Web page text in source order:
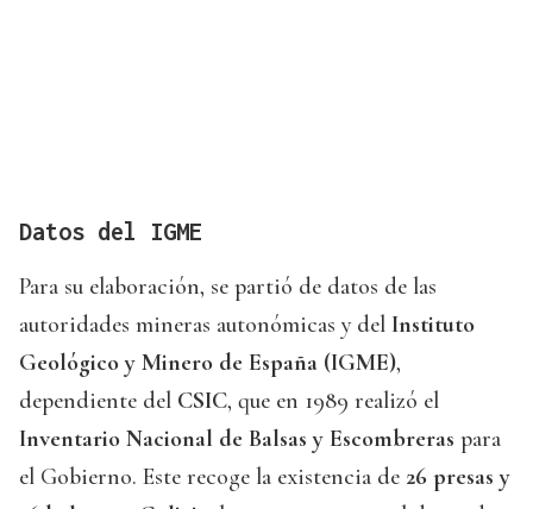
Datos del IGME
Para su elaboración, se partió de datos de las
autoridades mineras autonómicas y del Instituto
Geológico y Minero de España (IGME),
dependiente del CSIC, que en 1989 realizó el
Inventario Nacional de Balsas y Escombreras para
el Gobierno. Este recoge la existencia de 26 presas y